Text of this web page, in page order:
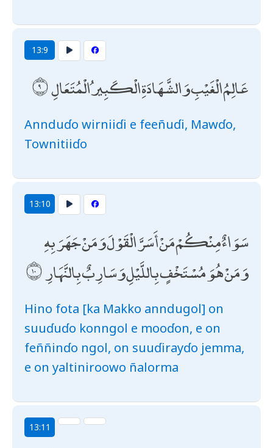
13:9
عَالِمُ الْغَيْبِ وَالشَّهَادَةِ الْكَبِيرُ الْمُتَعَالِ
Annduɗo wirniiɗi e feeñuɗi, Mawɗo,
Townitiiɗo
13:10
سَوَاءٌ مِنْكُمْ مَنْ أَسَرَّ الْقَوْلَ وَمَنْ جَهَرَ بِهِ
وَمَنْ هُوَ مُسْتَخْفٍ بِاللَّيْلِ وَسَارِبٌ بِالنَّهَارِ
Hino fota [ka Makko anndugol] on
suuɗuɗo konngol e mooɗon, e on
feññinɗo ngol, on suuɗirayɗo jemma,
e on yaltiniroowo ñalorma
13:11